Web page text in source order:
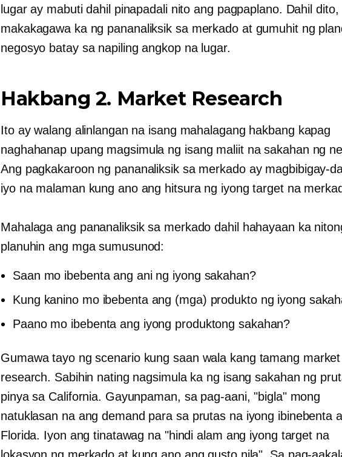
lugar ay mabuti dahil pinapadali nito ang pagpaplano. Dahil dito,
makakagawa ka ng pananaliksik sa merkado at gumuhit ng
negosyo batay sa napiling angkop na lugar.
Hakbang 2. Market Research
Ito ay walang alinlangan na isang mahalagang hakbang kapag
naghahanap upang magsimula ng isang maliit na sakahan ng
Ang pagkakaroon ng pananaliksik sa merkado ay magbibigay-
iyo na malaman kung ano ang hitsura ng iyong target na
Mahalaga ang pananaliksik sa merkado dahil hahayaan ka
planuhin ang mga sumusunod:
Saan mo ibebenta ang ani ng iyong sakahan?
Kung kanino mo ibebenta ang (mga) produkto ng iyong
Paano mo ibebenta ang iyong produktong sakahan?
Gumawa tayo ng scenario kung saan wala kang tamang market
research. Sabihin nating nagsimula ka ng isang sakahan ng
pinya sa California. Gayunpaman, sa pag-aani, "bigla" mong
natuklasan na ang demand para sa prutas na iyong ibinebenta
Florida. Iyon ang tinatawag na "hindi alam ang iyong target na